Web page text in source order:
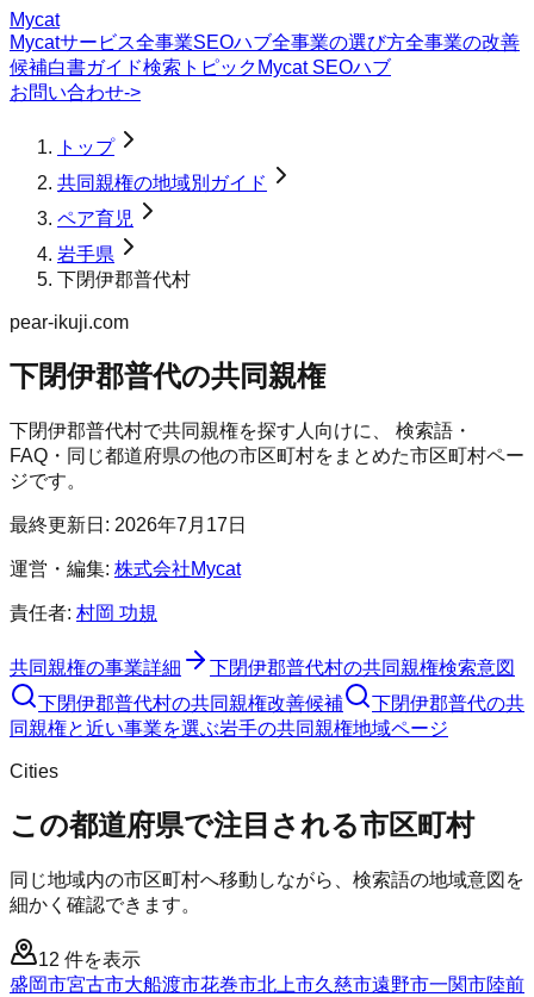
Mycat
Mycatサービス全事業SEOハブ全事業の選び方全事業の改善
候補白書ガイド検索トピック Mycat SEOハブ
お問い合わせ->
トップ
共同親権の地域別ガイド
ペア育児
岩手県
下閉伊郡普代村
pear-ikuji.com
下閉伊郡普代の共同親権
下閉伊郡普代村で共同親権を探す人向けに、 検索語・
FAQ・同じ都道府県の他の市区町村をまとめた市区町村ペー
ジです。
最終更新日: 2026年7月17日
運営・編集: 株式会社Mycat
責任者: 村岡 功規
共同親権の事業詳細 下閉伊郡普代村の共同親権検索意図
下閉伊郡普代村の共同親権改善候補
下閉伊郡普代の共
同親権と近い事業を選ぶ岩手の共同親権地域ページ
Cities
この都道府県で注目される市区町村
同じ地域内の市区町村へ移動しながら、検索語の地域意図を
細かく確認できます。
12 件を表示
盛岡市宮古市大船渡市花巻市北上市久慈市遠野市一関市陸前